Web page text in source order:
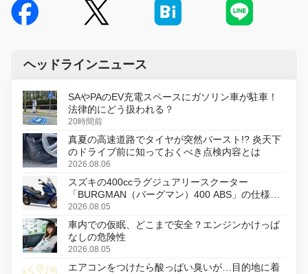
ヘッドラインニュース
SAやPAのEV充電スペースにガソリン車が駐車！
法律的にどう扱われる？
20時間前
真夏の高速道路でタイヤが突然バースト!? 炎天下
のドライブ前に知っておくべき点検内容とは
2026.08.06
スズキの400ccラグジュアリースクーター
「BURGMAN（バーグマン）400 ABS」の仕様を
変更し、8月18日に発売
2026.08.05
車内での仮眠、どこまで安全？エンジンかけっぱ
なしの危険性
2026.08.05
エアコンをつけたら酸っぱい臭いが…目的地に着